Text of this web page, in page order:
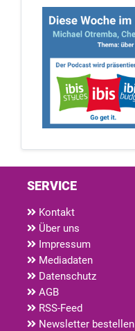
SERVICE
Kontakt
Über uns
Impressum
Mediadaten
Datenschutz
AGB
RSS-Feed
Newsletter bestellen